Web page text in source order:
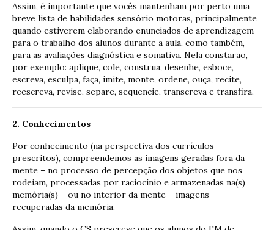
Assim, é importante que vocês mantenham por perto uma
breve lista de habilidades sensório motoras, principalmente
quando estiverem elaborando enunciados de aprendizagem
para o trabalho dos alunos durante a aula, como também,
para as avaliações diagnóstica e somativa. Nela constarão,
por exemplo: aplique, cole, construa, desenhe, esboce,
escreva, esculpa, faça, imite, monte, ordene, ouça, recite,
reescreva, revise, separe, sequencie, transcreva e transfira.
2. Conhecimentos
Por conhecimento (na perspectiva dos currículos
prescritos), compreendemos as imagens geradas fora da
mente – no processo de percepção dos objetos que nos
rodeiam, processadas por raciocínio e armazenadas na(s)
memória(s) – ou no interior da mente – imagens
recuperadas da memória.